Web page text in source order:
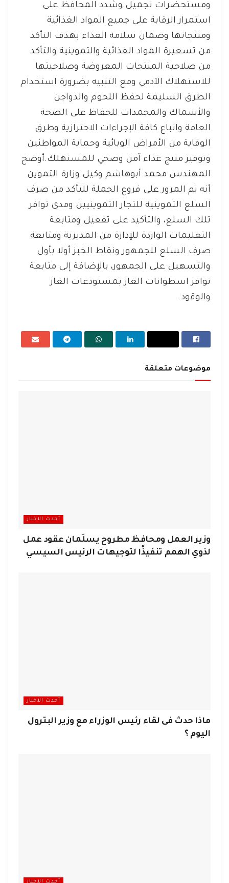
ومستحضرات تجميل.وشدد المحافظ على
استمرار الرقابة على جميع المواد الغذائية
ومنتجاتها وضمان سلامة الغذاء بهدف التأكد
من تسعيرة المواد الغذائية والتموينية والتأكد
من صلاحية المنتجات المعروضة وصلاحيتها
للاستهلاك الآدمي ومع التنبيه بضرورة استخدام
الطرق السليمة لحفظ اللحوم والدواجن
والأسماك والمجمدات للحفاظ على الصحة
العامة واتباع كافة الإجراءات الاحترازية وطرق
الوقاية من الأمراض الوبائية وحماية المواطنين
وتوفير منتج غذاء آمن وصحي للمستهلك.أوضح
المهندس محمد أبوهاشم وكيل وزارة التموين
أنه تم المرور على فروع الجملة للتأكد من صرف
السلع التموينية للتجار التموينيين ومدى توافر
تلك السلع، والتأكيد على تفعيل ومتابعة
التعليمات الواردة للإدارة من المديرية ومتابعة
صرف السلع للجمهور ونقاط الخبز أولا بأول
والتسهيل على الجمهور، بالإضافة إلى متابعة
توافر اسطوانات الغاز بمستودعات الغاز
والوقود.
موضوعات متعلقة
أحدث الاخبار
وزير العمل ومحافظ مطروح يسلّمان عقود عمل
لذوي الهمم تنفيذًا لتوجيهات الرئيس السيسي
أحدث الاخبار
ماذا حدث فى لقاء رئيس الوزراء مع وزير البترول
اليوم ؟